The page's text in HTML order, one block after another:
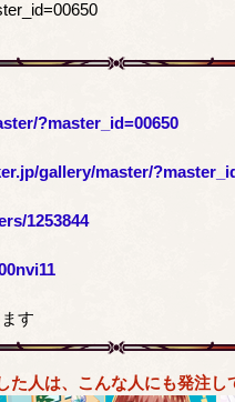
?master_id=00650
gallery/master/
1253844
す
た人は、こんな人にも発注し